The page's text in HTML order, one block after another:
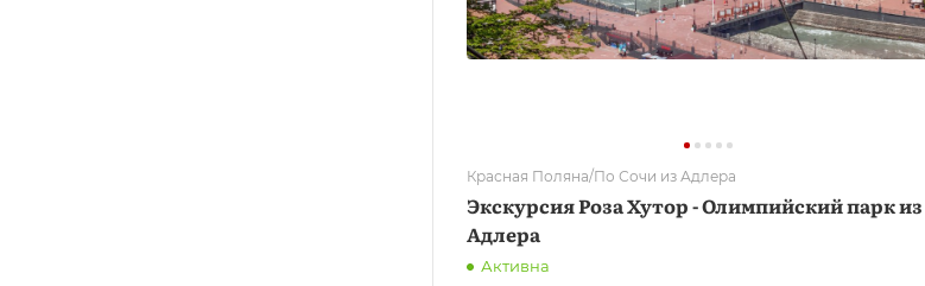
Красная Поляна/По Сочи из Адлера
Экскурсия Роза Хутор - Олимпийский парк из
Адлера
Активна